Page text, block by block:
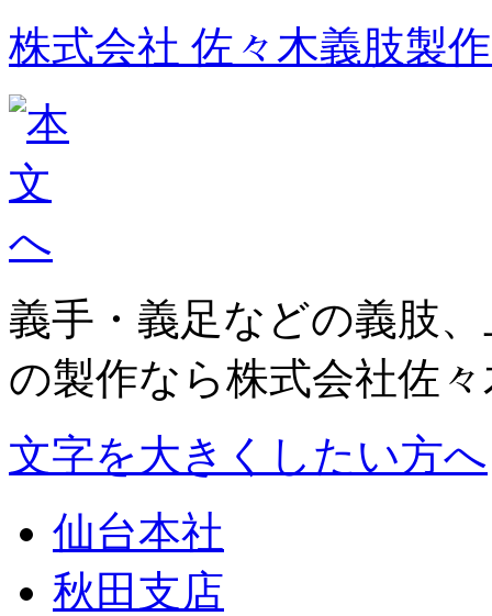
株式会社 佐々木義肢製
義手・義足などの義肢
の製作なら株式会社佐
文字を大きくしたい方へ
仙台本社
秋田支店